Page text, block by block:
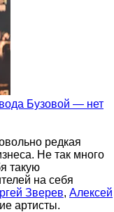
Бузовой — нет
редкая
Не так много
такую
на себя
Зверев, Алексей
артисты.